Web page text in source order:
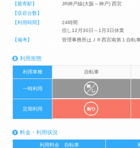
【最寄駅】
JR神戸線(大阪～神戸) 西宮
【収容台数】
【利用時間】
24時間
但し12月30日～1月3日休業
【備考】
管理事務所はＪＲ西宮南第１自転
利用形態
利用車種 自転車
一時利用
定期利用
料金・利用状況
利用料金 自転車